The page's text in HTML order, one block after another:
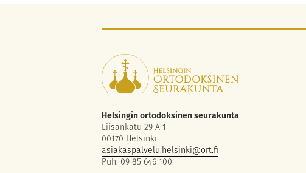
Helsingin ortodoksinen seurakunta
Liisankatu 29 A 1
00170 Helsinki
asiakaspalvelu.helsinki@ort.fi
Puh. 09 85 646 100